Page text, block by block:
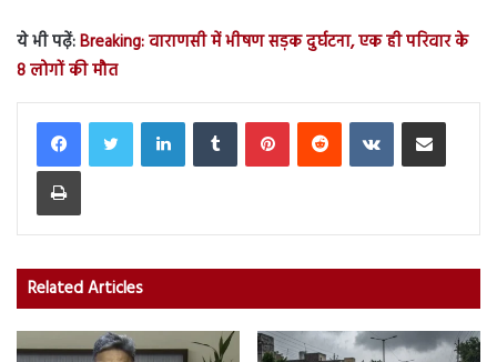
ये भी पढ़ें:Breaking: वाराणसी में भीषण सड़क दुर्घटना, एक ही परिवार के
8 लोगों की मौत
LinkedInTumblr PinterestReddit VKontakteShare via Email
Print
Related Articles